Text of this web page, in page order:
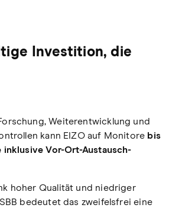
Investition, die
Weiterentwicklung und
kann EIZO auf Monitore bis
inklusive Vor-Ort-Austausch-
hoher Qualität und niedriger
bedeutet das zweifelsfrei eine